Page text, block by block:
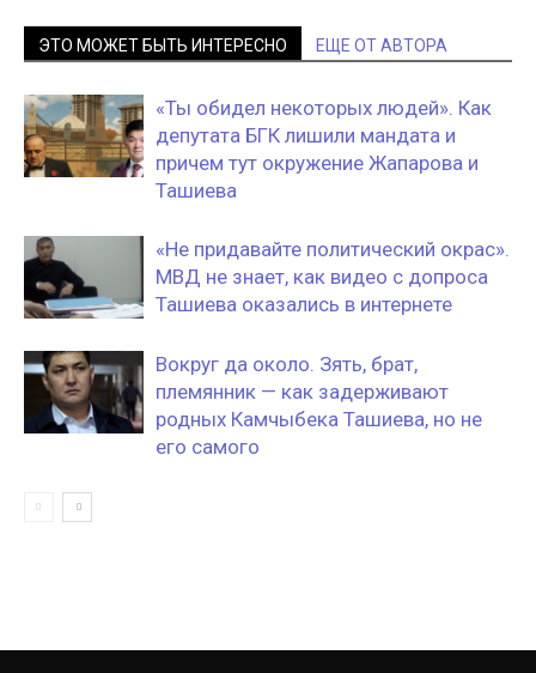
ЭТО МОЖЕТ БЫТЬ ИНТЕРЕСНО ЕЩЕ ОТ АВТОРА
«Ты обидел некоторых людей». Как
депутата БГК лишили мандата и
причем тут окружение Жапарова и
Ташиева
«Не придавайте политический окрас».
МВД не знает, как видео с допроса
Ташиева оказались в интернете
Вокруг да около. Зять, брат,
племянник — как задерживают
родных Камчыбека Ташиева, но не
его самого